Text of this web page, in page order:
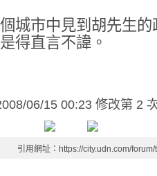
城市中見到胡先生
得直言不諱。
06/15 00:23 修改第 2
引用網址：https://city.udn.com/